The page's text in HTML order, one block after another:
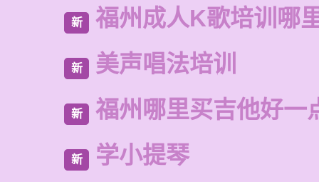
新 福州成人K歌培训哪
新 美声唱法培训
新 福州哪里买吉他好一
新 学小提琴